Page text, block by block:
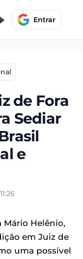
Entrar
de Fora
Sediar
e
Mário Helênio,
em Juiz de
uma possível